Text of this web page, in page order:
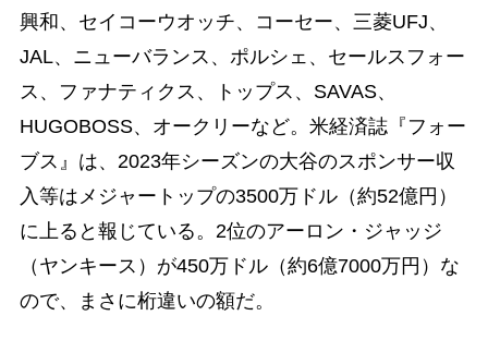
興和、セイコーウオッチ、コーセー、三菱UFJ、
JAL、ニューバランス、ポルシェ、セールスフォー
ス、ファナティクス、トップス、SAVAS、
HUGOBOSS、オークリーなど。米経済誌『フォー
ブス』は、2023年シーズンの大谷のスポンサー収
入等はメジャートップの3500万ドル（約52億円）
に上ると報じている。2位のアーロン・ジャッジ
（ヤンキース）が450万ドル（約6億7000万円）な
ので、まさに桁違いの額だ。